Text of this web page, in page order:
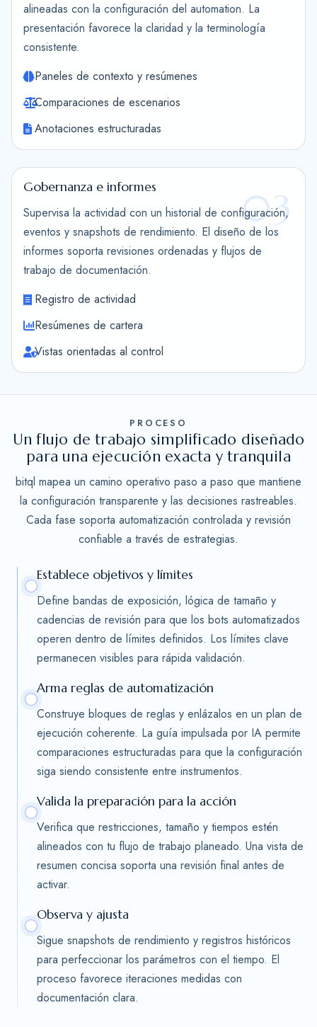
alineadas con la configuración del automation. La
presentación favorece la claridad y la terminología
consistente.
Paneles de contexto y resúmenes
Comparaciones de escenarios
Anotaciones estructuradas
03
Gobernanza e informes
Supervisa la actividad con un historial de configuración,
eventos y snapshots de rendimiento. El diseño de los
informes soporta revisiones ordenadas y flujos de
trabajo de documentación.
Registro de actividad
Resúmenes de cartera
Vistas orientadas al control
PROCESO
Un flujo de trabajo simplificado diseñado
para una ejecución exacta y tranquila
bitql mapea un camino operativo paso a paso que mantiene
la configuración transparente y las decisiones rastreables.
Cada fase soporta automatización controlada y revisión
confiable a través de estrategias.
Establece objetivos y límites
Define bandas de exposición, lógica de tamaño y
cadencias de revisión para que los bots automatizados
operen dentro de límites definidos. Los límites clave
permanecen visibles para rápida validación.
Arma reglas de automatización
Construye bloques de reglas y enlázalos en un plan de
ejecución coherente. La guía impulsada por IA permite
comparaciones estructuradas para que la configuración
siga siendo consistente entre instrumentos.
Valida la preparación para la acción
Verifica que restricciones, tamaño y tiempos estén
alineados con tu flujo de trabajo planeado. Una vista de
resumen concisa soporta una revisión final antes de
activar.
Observa y ajusta
Sigue snapshots de rendimiento y registros históricos
para perfeccionar los parámetros con el tiempo. El
proceso favorece iteraciones medidas con
documentación clara.